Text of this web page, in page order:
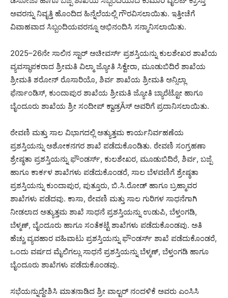
ಅವರನ್ನು ನಿವೃತ್ತಿ ಹೊಂದಿದ ಹಿನ್ನೆಲೆಯಲ್ಲಿ ಗೌರವಿಸಲಾಯಿತು. ಇತ್ತೀಚೆಗೆ
ವಿವಾಹವಾದ ಸಿಬ್ಬಂದಿಯವರನ್ನೂ ಅಭಿನಂದಿಸಿ ಸನ್ಮಾನಿಸಲಾಯಿತು.
2025–26ನೇ ಸಾಲಿನ ಸ್ಟಾರ್ ಅಚೀವರ್ಸ್ ಪ್ರಶಸ್ತಿಯನ್ನು ಕುಲಶೇಖರ ಶಾಖೆಯ
ವ್ಯವಸ್ಥಾಪಕರಾದ ಶ್ರೀಮತಿ ವಿಲ್ಮಾ ಜ್ಯೋತಿ ಸಿಕ್ವೇರಾ, ಮೂಡುಬಿದಿರೆ ಶಾಖೆಯ
ಶ್ರೀಮತಿ ಶರೋನ್ ರೊಸಾರಿಯೊ, ಶಿರ್ವ ಶಾಖೆಯ ಶ್ರೀಮತಿ ಅನ್ಸಿಲ್ಲಾ
ಫೆರ್ನಾಂಡಿಸ್, ಕುಂದಾಪುರ ಶಾಖೆಯ ಶ್ರೀಮತಿ ಜ್ಯೋತಿ ಬ್ಯಾರೆಟ್ಟೋ ಹಾಗೂ
ಬೈಂದೂರು ಶಾಖೆಯ ಶ್ರೀ ಸಂದೀಪ್ ಕ್ವಾಡ್ರÃಸ್ ಅವರಿಗೆ ಪ್ರದಾನಿಸಲಾಯಿತು.
ಠೇವಣಿ ಮತ್ತು ಸಾಲ ವಿಭಾಗದಲ್ಲಿ ಅತ್ಯುತ್ತಮ ಕಾರ್ಯನಿರ್ವಹಣೆಯ
ಪ್ರಶಸ್ತಿಯನ್ನು ಅಶೋಕನಗರ ಶಾಖೆ ಪಡೆದುಕೊಂಡಿತು. ಠೇವಣಿ ಸಂಗ್ರಹಣಾ
ಶ್ರೇಷ್ಠತಾ ಪ್ರಶಸ್ತಿಯನ್ನು ಫೌಂಡರ್ಸ್, ಕುಲಶೇಖರ, ಮೂಡುಬಿದಿರೆ, ಶಿರ್ವ, ಬಜ್ಪೆ
ಹಾಗೂ ಕಾರ್ಕಳ ಶಾಖೆಗಳು ಪಡೆದುಕೊಂಡರೆ, ಸಾಲ ಬೆಳವಣಿಗೆ ಶ್ರೇಷ್ಠತಾ
ಪ್ರಶಸ್ತಿಯನ್ನು ಕುಂದಾಪುರ, ಪುತ್ತೂರು, ಬಿ.ಸಿ.ರೋಡ್ ಹಾಗೂ ಬ್ರಹ್ಮಾವರ
ಶಾಖೆಗಳು ಪಡೆದವು. ಕಾಸಾ, ಠೇವಣಿ ಮತ್ತು ಸಾಲ ಗುರಿಗಳ ಸಾಧನೆಗಾಗಿ
ನೀಡಲಾದ ಅತ್ಯುತ್ತಮ ಶಾಖೆ ಸಾಧನೆ ಪ್ರಶಸ್ತಿಯನ್ನು ಉಡುಪಿ, ಬೆಳ್ತಂಗಡಿ,
ಬೆಳ್ಮಣ್, ಬೈಂದೂರು ಹಾಗೂ ಸಂತೆಕಟ್ಟೆ ಶಾಖೆಗಳು ಪಡೆದುಕೊಂಡವು. ಅತಿ
ಹೆಚ್ಚು ವ್ಯವಹಾರ ವಹಿವಾಟು ಪ್ರಶಸ್ತಿಯನ್ನು ಫೌಂಡರ್ಸ್ ಶಾಖೆ ಪಡೆದುಕೊಂಡರೆ,
ಒಂದು ವರ್ಷದ ಮೈಲಿಗಲ್ಲು ಸಾಧನೆ ಪ್ರಶಸ್ತಿಯನ್ನು ಬೆಳ್ಮಣ್, ಬೆಳ್ತಂಗಡಿ ಹಾಗೂ
ಬೈಂದೂರು ಶಾಖೆಗಳು ಪಡೆದುಕೊಂಡವು.
ಸಭೆಯನ್ನುದ್ದೇಶಿಸಿ ಮಾತನಾಡಿದ ಶ್ರೀ ವಾಲ್ಟರ್ ನಂದಳಿಕೆ ಅವರು ಎಂಸಿಸಿ